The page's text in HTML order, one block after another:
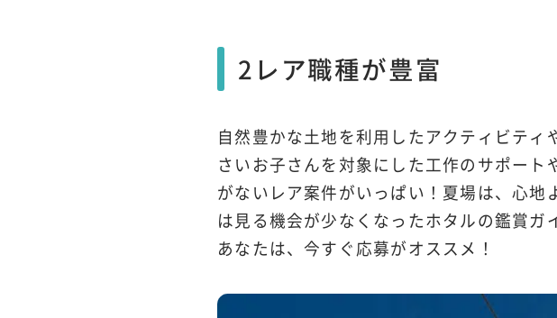
2レア職種が豊富
自然豊かな土地を利用したアクティビテ
さいお子さんを対象にした工作のサポー
がないレア案件がいっぱい！夏場は、心
は見る機会が少なくなったホタルの鑑賞
あなたは、今すぐ応募がオススメ！